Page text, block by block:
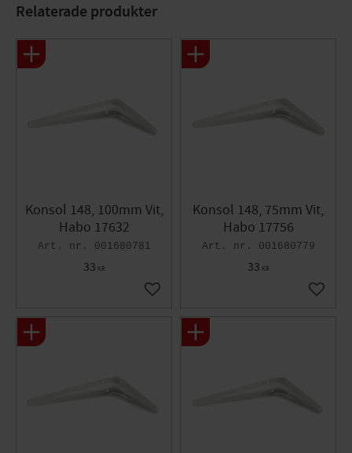
Relaterade produkter
Konsol 148, 100mm Vit,
Habo 17632
001680781
33 KR
Lägg till i favoriter
Konsol 148, 75mm Vit,
Habo 17756
001680779
33 KR
Lägg